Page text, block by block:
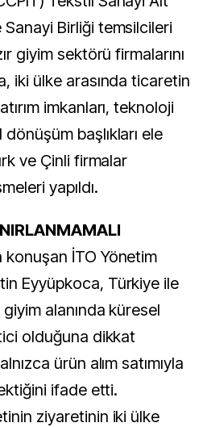
Birliği temsilcileri
giyim sektörü firmalarını
iki ülke arasında ticaretin
imkanları, teknoloji
başlıkları ele
ve Çinli firmalar
yapıldı.
konuşan İTO Yönetim
Eyyüpkoca, Türkiye ile
alanında küresel
olduğuna dikkat
ürün alım satımıyla
ifade etti.
ziyaretinin iki ülke